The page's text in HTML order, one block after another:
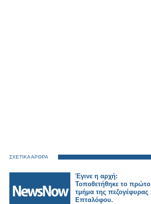
ΣΧΕΤΙΚΑ ΑΡΘΡΑ
Έγινε η αρχή:
Τοποθετήθηκε το πρώτο
τμήμα της πεζογέφυρας
Επταλόφου.